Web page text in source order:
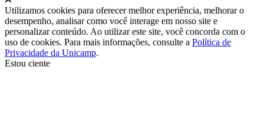
Utilizamos cookies para oferecer melhor experiência, melhorar o
desempenho, analisar como você interage em nosso site e
personalizar conteúdo. Ao utilizar este site, você concorda com o
uso de cookies. Para mais informações, consulte a Política de
Privacidade da Unicamp.
Estou ciente